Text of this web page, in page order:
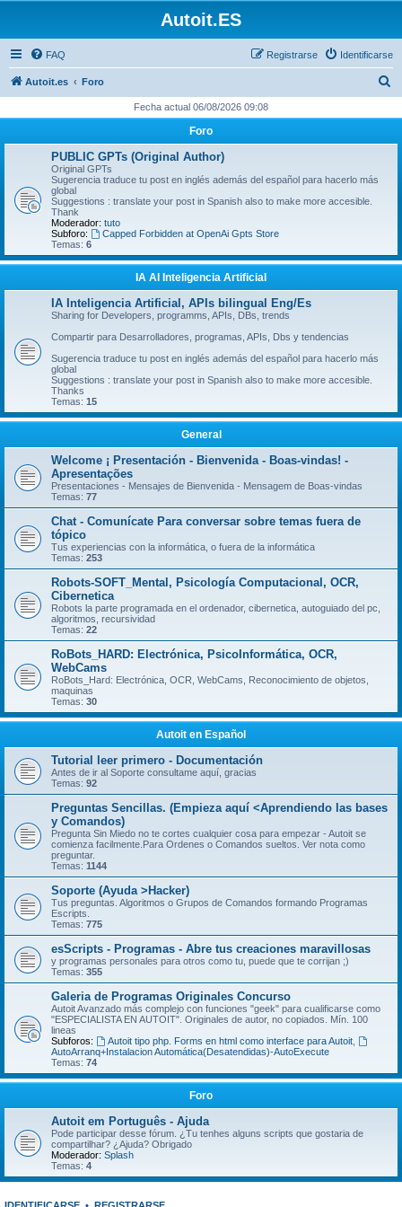
Autoit.ES
FAQ Identificarse
Registrarse
Autoit.es Foro
c
Fecha actual 06/08/2026 09:08
Foro
PUBLIC GPTs (Original Author)
Original GPTs
Sugerencia traduce tu post en inglés además del español para hacerlo más
global
Suggestions : translate your post in Spanish also to make more accesible.
Thank
Moderador: tuto
Subforo:
Capped Forbidden at OpenAi Gpts Store
Temas: 6
IA AI Inteligencia Artificial
IA Inteligencia Artificial, APIs bilingual Eng/Es
Sharing for Developers, programms, APIs, DBs, trends
Compartir para Desarrolladores, programas, APIs, Dbs y tendencias
Sugerencia traduce tu post en inglés además del español para hacerlo más
global
Suggestions : translate your post in Spanish also to make more accesible.
Thanks
Temas: 15
General
Welcome ¡ Presentación - Bienvenida - Boas-vindas! -
Apresentações
Presentaciones - Mensajes de Bienvenida - Mensagem de Boas-vindas
Temas: 77
Chat - Comunícate Para conversar sobre temas fuera de
tópico
Tus experiencias con la informática, o fuera de la informática
Temas: 253
Robots-SOFT_Mental, Psicología Computacional, OCR,
Cibernetica
Robots la parte programada en el ordenador, cibernetica, autoguiado del pc,
algoritmos, recursividad
Temas: 22
RoBots_HARD: Electrónica, PsicoInformática, OCR,
WebCams
RoBots_Hard: Electrónica, OCR, WebCams, Reconocimiento de objetos,
maquinas
Temas: 30
Autoit en Español
Tutorial leer primero - Documentación
Antes de ir al Soporte consultame aquí, gracias
Temas: 92
Preguntas Sencillas. (Empieza aquí <Aprendiendo las bases
y Comandos)
Pregunta Sin Miedo no te cortes cualquier cosa para empezar - Autoit se
comienza facilmente.Para Ordenes o Comandos sueltos. Ver nota como
preguntar.
Temas: 1144
Soporte (Ayuda >Hacker)
Tus preguntas. Algoritmos o Grupos de Comandos formando Programas
Escripts.
Temas: 775
esScripts - Programas - Abre tus creaciones maravillosas
y programas personales para otros como tu, puede que te corrijan ;)
Temas: 355
Galeria de Programas Originales Concurso
Autoit Avanzado más complejo con funciones "geek" para cualificarse como
"ESPECIALISTA EN AUTOIT". Originales de autor, no copiados. Mín. 100
lineas
Subforos:
Autoit tipo php. Forms en html como interface para Autoit,
AutoArranq+Instalacion Automática(Desatendidas)-AutoExecute
Temas: 74
Foro
Autoit em Português - Ajuda
Pode participar desse fórum. ¿Tu tenhes alguns scripts que gostaria de
compartilhar? ¿Ajuda? Obrigado
Moderador: Splash
Temas: 4